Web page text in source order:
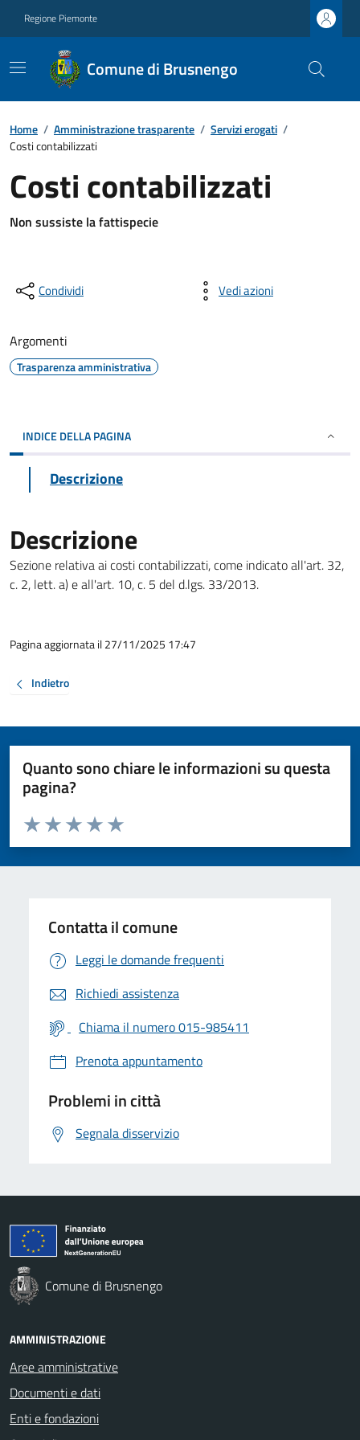
Regione Piemonte
Comune di Brusnengo
Home / Amministrazione trasparente / Servizi erogati /
Costi contabilizzati
Costi contabilizzati
Non sussiste la fattispecie
Condividi Vedi azioni
Argomenti
Trasparenza amministrativa
INDICE DELLA PAGINA
Descrizione
Descrizione
Sezione relativa ai costi contabilizzati, come indicato all'art. 32,
c. 2, lett. a) e all'art. 10, c. 5 del d.lgs. 33/2013.
Pagina aggiornata il 27/11/2025 17:47
Indietro
Quanto sono chiare le informazioni su questa
pagina?
Valuta da 1 a 5 stelle la pagina
Valuta 5 stelle su 5
Valuta 4 stelle su 5
Valuta 3 stelle su 5
Valuta 2 stelle su 5
Valuta 1 stelle su 5
Contatta il comune
Leggi le domande frequenti
Richiedi assistenza
Chiama il numero 015-985411
Prenota appuntamento
Problemi in città
Segnala disservizio
Comune di Brusnengo
AMMINISTRAZIONE
Aree amministrative
Documenti e dati
Enti e fondazioni